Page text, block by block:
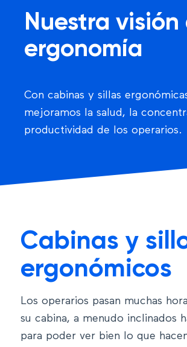
Nuestra visión
ergonomía
Con cabinas y sillas
mejoramos la salud, la
productividad de los operarios.
Cabinas y
ergonómicos
Los operarios pasan muchas
su cabina, a menudo inclinados
para poder ver bien lo que